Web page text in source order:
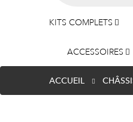
KITS COMPLETS
ACCESSOIRES
ACCUEIL